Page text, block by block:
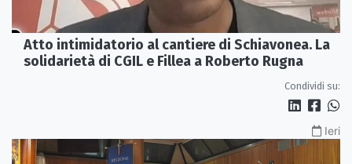
Atto intimidatorio al cantiere di Schiavonea. La
solidarietà di CGIL e Fillea a Roberto Rugna
Condividi su:
Ieri